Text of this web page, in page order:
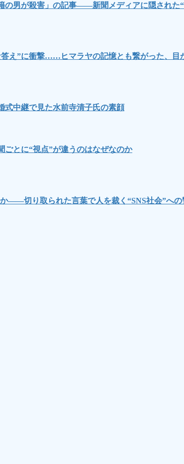
の男が殺害」の記事――新聞メディアに隠された
え”に衝撃……ヒマラヤの記憶とも繋がった、目
式中継で見た水前寺清子氏の素顔
とに“視点”が違うのはなぜなのか
――切り取られた言葉で人を裁く“SNS社会”への